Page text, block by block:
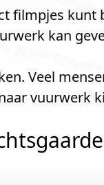
filmpjes
kan
Veel
vuurwerk